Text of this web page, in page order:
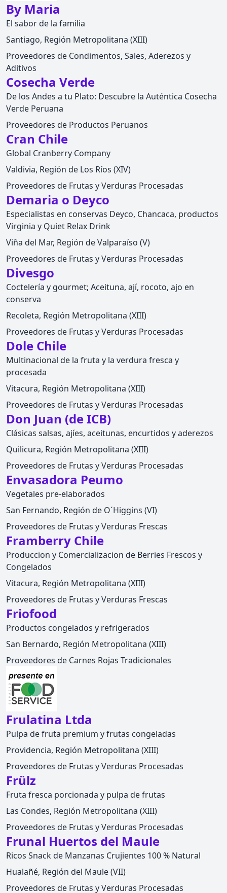
By Maria
El sabor de la familia
Santiago, Región Metropolitana (XIII)
Proveedores de Condimentos, Sales, Aderezos y
Aditivos
Cosecha Verde
De los Andes a tu Plato: Descubre la Auténtica Cosecha
Verde Peruana
Proveedores de Productos Peruanos
Cran Chile
Global Cranberry Company
Valdivia, Región de Los Ríos (XIV)
Proveedores de Frutas y Verduras Procesadas
Demaria o Deyco
Especialistas en conservas Deyco, Chancaca, productos
Virginia y Quiet Relax Drink
Viña del Mar, Región de Valparaíso (V)
Proveedores de Frutas y Verduras Procesadas
Divesgo
Coctelería y gourmet; Aceituna, ají, rocoto, ajo en
conserva
Recoleta, Región Metropolitana (XIII)
Proveedores de Frutas y Verduras Procesadas
Dole Chile
Multinacional de la fruta y la verdura fresca y
procesada
Vitacura, Región Metropolitana (XIII)
Proveedores de Frutas y Verduras Procesadas
Don Juan (de ICB)
Clásicas salsas, ajíes, aceitunas, encurtidos y aderezos
Quilicura, Región Metropolitana (XIII)
Proveedores de Frutas y Verduras Procesadas
Envasadora Peumo
Vegetales pre-elaborados
San Fernando, Región de O´Higgins (VI)
Proveedores de Frutas y Verduras Frescas
Framberry Chile
Produccion y Comercializacion de Berries Frescos y
Congelados
Vitacura, Región Metropolitana (XIII)
Proveedores de Frutas y Verduras Frescas
Friofood
Productos congelados y refrigerados
San Bernardo, Región Metropolitana (XIII)
Proveedores de Carnes Rojas Tradicionales
Frulatina Ltda
Pulpa de fruta premium y frutas congeladas
Providencia, Región Metropolitana (XIII)
Proveedores de Frutas y Verduras Procesadas
Frülz
Fruta fresca porcionada y pulpa de frutas
Las Condes, Región Metropolitana (XIII)
Proveedores de Frutas y Verduras Procesadas
Frunal Huertos del Maule
Ricos Snack de Manzanas Crujientes 100 % Natural
Hualañé, Región del Maule (VII)
Proveedores de Frutas y Verduras Procesadas